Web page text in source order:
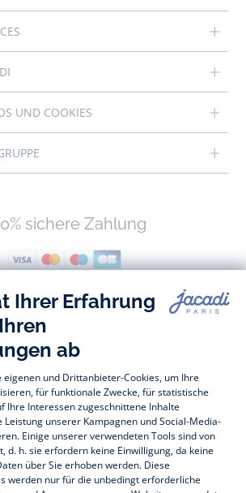
UND COOKIES
sichere Zahlung
Folgen Sie uns
Facebook
Jacadi
Paris
Tiktok
Jacadi
Paris
Jacadi
Paris
Jacadi
Paris
vom Feinsten für Mädchen und Jungen: Auf der
finden Sie eine vielfältige Auswahl an
Kinderschuhen , die sich durch zeitlose Eleganz
Sie beispielsweise unsere Kollektionen an
Kleidern und vieles andere mehr für
fürKleinkinderund Hosen, Socken und